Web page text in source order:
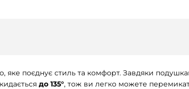
яке поєднує стиль та комфорт. Завдяки
до 135°, тож ви легко можете